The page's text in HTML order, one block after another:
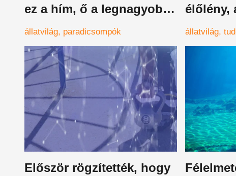
ez a hím, ő a legnagyobb
hazudozó az állatvilágban
állatvilág paradicsompók
élőlény,
állatvilág
Először rögzítették, hogy